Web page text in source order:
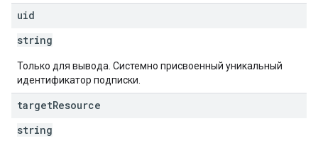
uid
string
Только для вывода. Системно присвоенный уникальный
идентификатор подписки.
targetResource
string